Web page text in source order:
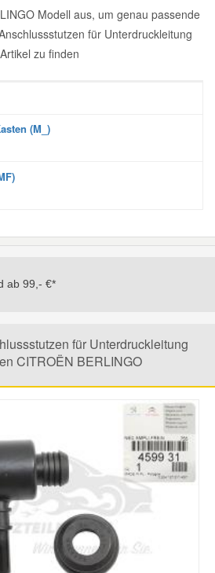
Modell aus, um genau passende
für Unterdruckleitung
Artikel zu finden
(M_)
ab 99,- €*
für Unterdruckleitung
CITROËN BERLINGO